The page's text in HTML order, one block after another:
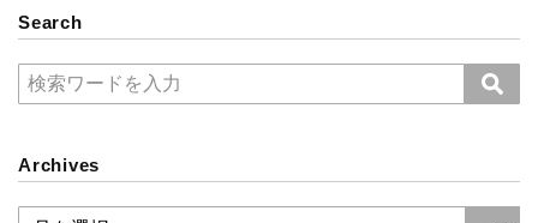
Search
Archives